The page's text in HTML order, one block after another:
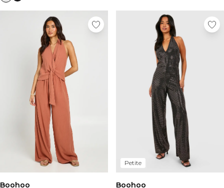
Boohoo
Petite
Boohoo